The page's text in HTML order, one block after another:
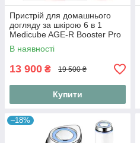
Пристрій для домашнього
догляду за шкірою 6 в 1
Medicube AGE-R Booster Pro
Pink
В наявності
13 900 ₴ 19 500 ₴
Купити
–18%